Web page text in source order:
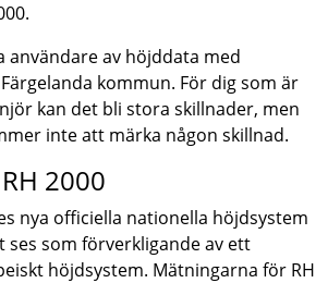
användare av höjddata med
kommun. För dig som är
kan det bli stora skillnader, men
inte att märka någon skillnad.
2000
nya officiella nationella höjdsystem
ses som förverkligande av ett
höjdsystem. Mätningarna för RH